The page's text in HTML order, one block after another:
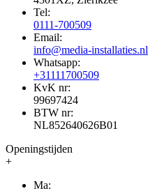
Tel:
0111-700509
Email:
info@media-installaties.nl
Whatsapp:
+31111700509
KvK nr:
99697424
BTW nr:
NL852640626B01
Openingstijden
+
Ma: